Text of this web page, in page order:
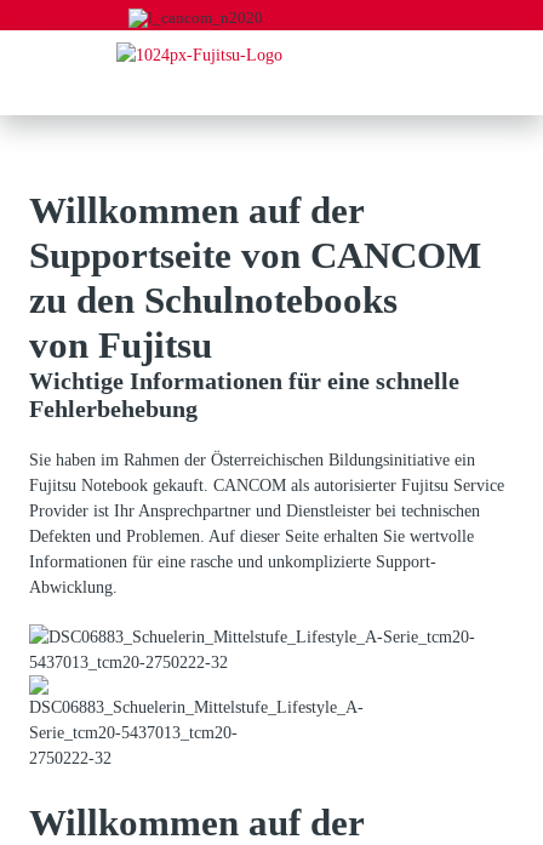
Menü überspringen
Menü überspringen
Willkommen auf der
Supportseite von CANCOM
zu den Schulnotebooks
von Fujitsu
Wichtige Informationen für eine schnelle
Fehlerbehebung
Sie haben im Rahmen der Österreichischen Bildungsinitiative ein
Fujitsu Notebook gekauft. CANCOM als autorisierter Fujitsu Service
Provider ist Ihr Ansprechpartner und Dienstleister bei technischen
Defekten und Problemen. Auf dieser Seite erhalten Sie wertvolle
Informationen für eine rasche und unkomplizierte Support-
Abwicklung.
Willkommen auf der